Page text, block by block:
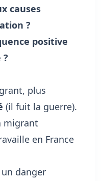
causes
?
positive
plus
(il fuit la guerre).
migrant
en France
danger